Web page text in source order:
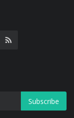
Subscribe